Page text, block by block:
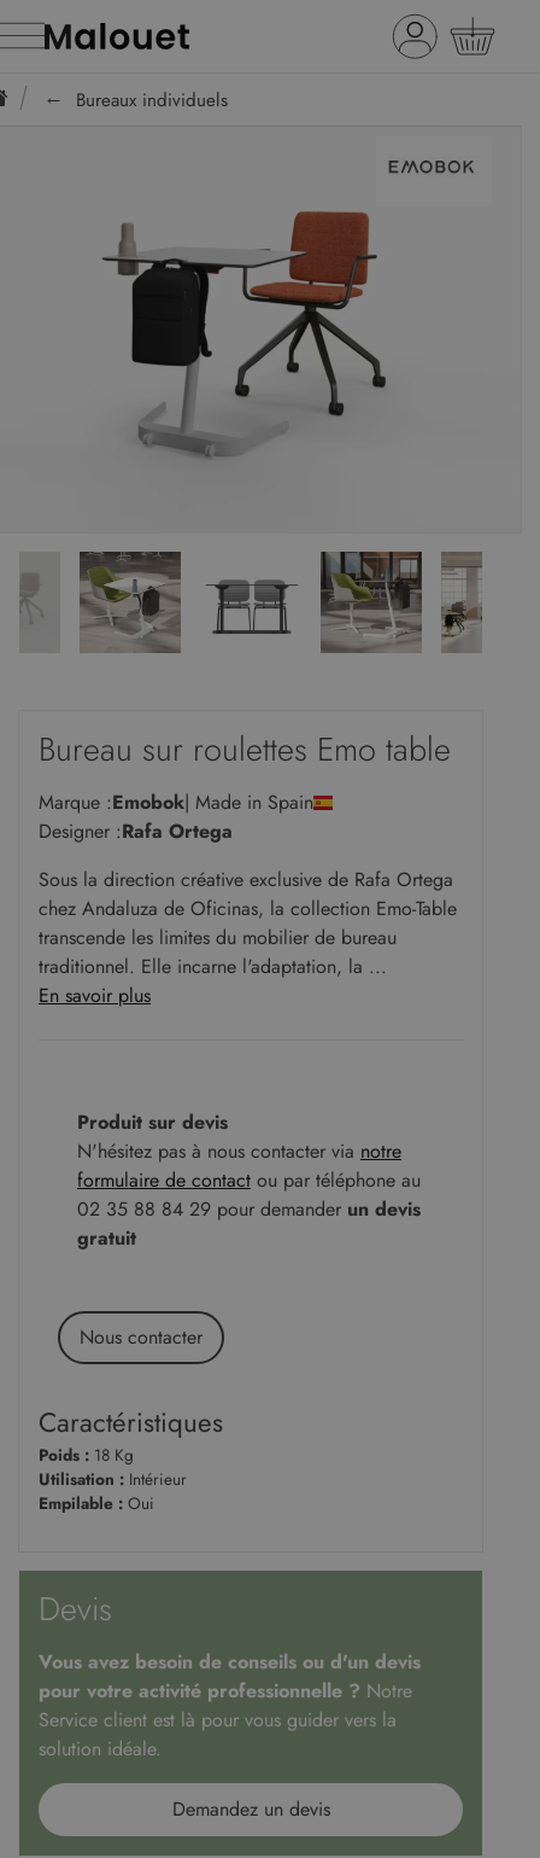
Bureaux individuels
Bureau sur roulettes Emo table
Marque :Emobok| Made in Spain
Designer :Rafa Ortega
Sous la direction créative exclusive de Rafa Ortega
chez Andaluza de Oficinas, la collection Emo-Table
transcende les limites du mobilier de bureau
traditionnel. Elle incarne l'adaptation, la ...
En savoir plus
Produit sur devis
N'hésitez pas à nous contacter via notre
formulaire de contact ou par téléphone au
02 35 88 84 29 pour demander un devis
gratuit
Nous contacter
Caractéristiques
Poids : 18 Kg
Utilisation : Intérieur
Empilable : Oui
Devis
Vous avez besoin de conseils ou d'un devis
pour votre activité professionnelle ? Notre
Service client est là pour vous guider vers la
solution idéale.
Demandez un devis